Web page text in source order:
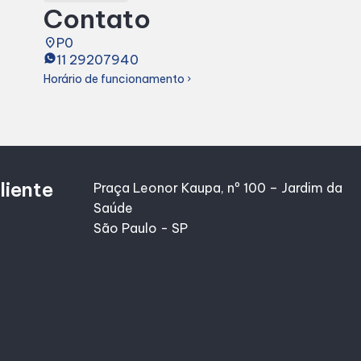
Contato
placeP0
11 29207940
Horário de funcionamento chevron_right
Praça Leonor Kaupa, nº 100 – Jardim da
Saúde
São Paulo - SP